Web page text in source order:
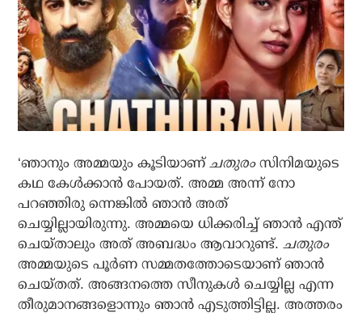
‘ഞാനും അമ്മയും കൂടിയാണ്ചതുരംസിനിമയുടെ
കഥ കേള്‍ക്കാന്‍ പോയത്. അമ്മ അന്ന് നോ
പറഞ്ഞിരു ന്നെങ്കില്‍ ഞാന്‍ അത്
ചെയ്യില്ലായിരുന്നു. അമ്മയെ ധിക്കരിച്ച് ഞാന്‍ എന്ത്
ചെയ്താലും അത് അബദ്ധം ആവാറുണ്ട്. ചതുരം
അമ്മയുടെ പൂര്‍ണ സമ്മതത്തോടെയാണ് ഞാന്‍
ചെയ്തത്. അങ്ങനത്തെ സീനുകള്‍ ചെയ്യില്ല എന്ന
തീരുമാനങ്ങളൊന്നും ഞാന്‍ എടുത്തിട്ടില്ല. അത്തരം